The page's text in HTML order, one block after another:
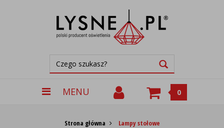
MENU 0
Strona główna Lampy stołowe